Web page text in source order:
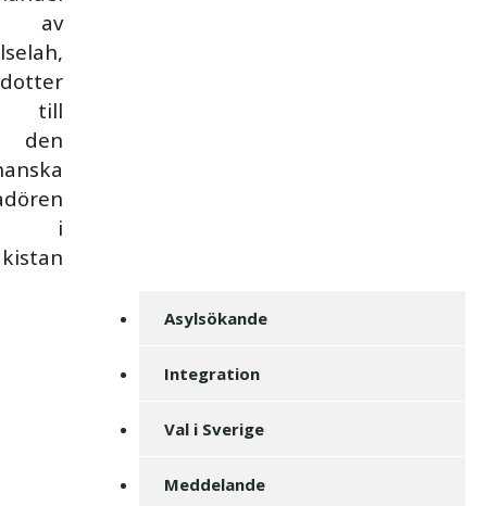
av
dotter
till
den
i
Asylsökande
Integration
Val i Sverige
Meddelande